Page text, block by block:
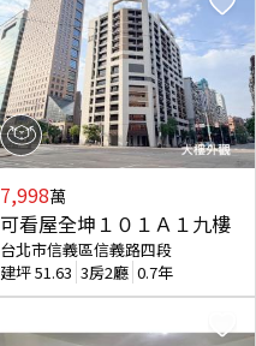
7,998萬
可看屋全坤１０１Ａ１九樓
台北市信義區信義路四段
建坪51.63 3房2廳 0.7年